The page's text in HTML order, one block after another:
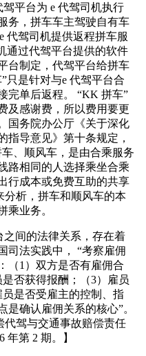
平台为 e 代驾司机执行
务，拼车车主驾驶自有车
代驾司机提供返程拼车服
通过代驾平台提供的软件
台制定，代驾平台给拼车
只是针对与e 代驾平台合
完单后返程。 “KK 拼车”
及感谢费，所以费用要更
国务院办公厅《关于深化
指导意见》第十条规定，
、顺风车，是由合乘服务
路相同的人选择乘坐合乘
行成本或免费互助的共享
分析，拼车和顺风车的本
乘业务。
之间的法律关系，存在着
司法实践中， “考察雇佣
（1）双方是否有雇佣合
否获得报酬；（3）雇员
是否受雇主的控制、指
确认雇佣关系的核心”。
代驾与交通事故赔偿责任
年第 2 期。】